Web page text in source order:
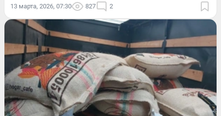
13 марта, 2026, 07:30 827 2